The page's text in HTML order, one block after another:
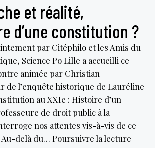
et réalité,
d’une constitution ?
par Citéphilo et les Amis du
Science Po Lille a accueilli ce
animée par Christian
de l’enquête historique de Lauréline
au XXIe : Histoire d’un
de droit public à la
nos attentes vis-à-vis de ce
delà du… Poursuivre la lecture